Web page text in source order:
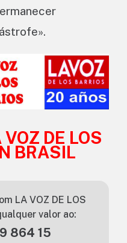
DE LOS
BRASIL
LA VOZ DE LOS
valor ao:
864 15